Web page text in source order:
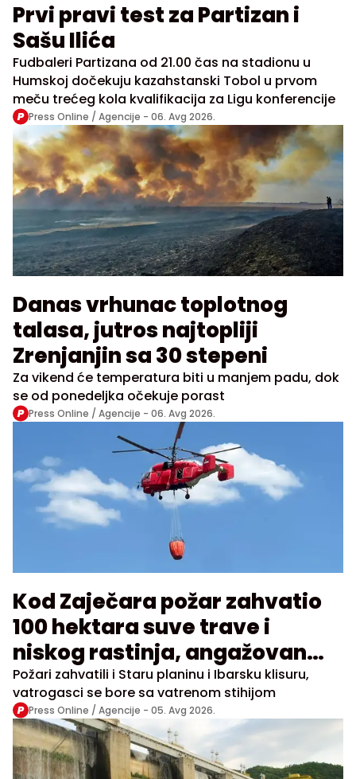
Prvi pravi test za Partizan i
Sašu Ilića
Fudbaleri Partizana od 21.00 čas na stadionu u
Humskoj dočekuju kazahstanski Tobol u prvom
meču trećeg kola kvalifikacija za Ligu konferencije
Press Online / Agencije - 06. Avg 2026.
Danas vrhunac toplotnog
talasa, jutros najtopliji
Zrenjanjin sa 30 stepeni
Za vikend će temperatura biti u manjem padu, dok
se od ponedeljka očekuje porast
Press Online / Agencije - 06. Avg 2026.
Kod Zaječara požar zahvatio
100 hektara suve trave i
niskog rastinja, angažovan
"Kamov"
Požari zahvatili i Staru planinu i Ibarsku klisuru,
vatrogasci se bore sa vatrenom stihijom
Press Online / Agencije - 05. Avg 2026.